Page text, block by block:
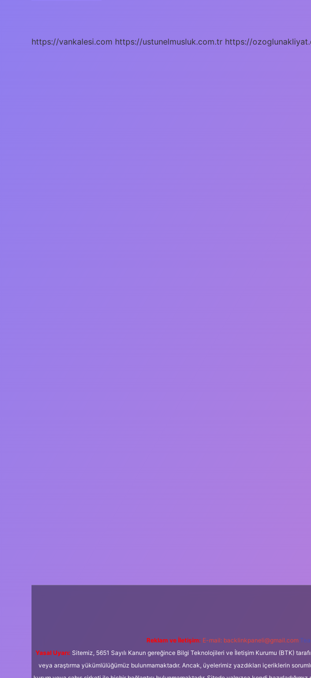
Olmalı
https://vankalesi.com https://ustunelmusluk.com.tr https://
Reklam ve İletişim: E-mail: backlinkpaneli@gmail.com
Yasal Uyarı: Sitemiz, 5651 Sayılı Kanun gereğince Bilgi Teknolojileri ve İletişim Kurumu (BTK)
veya araştırma yükümlülüğümüz bulunmamaktadır. Ancak, üyelerimiz yazdıkları içeriklerin